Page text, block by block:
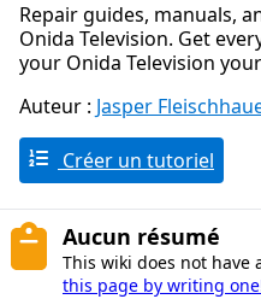
Repair guides, manuals,
Onida Television. Get
your Onida Television
Auteur : Jasper
Créer un tutoriel
Aucun résumé
This wiki does not have
this page by writing